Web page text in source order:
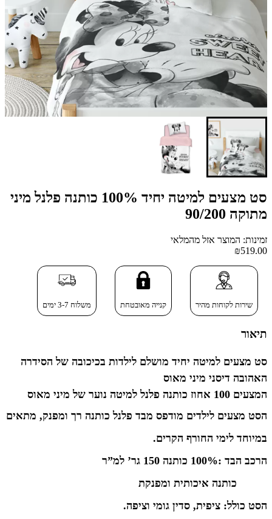
סט מצעים למיטה יחיד 100% כותנה פלנל מיני
מתוקה 90/200
זמינות: המוצר אזל מהמלאי
₪519.00
שירות לקוחות מהיר קנייה מאובטחת משלוח 3-7 ימים
תיאור
סט מצעים למיטה יחיד מושלם לילדות בכיכובה של הסידרה
האהובה דיסני מיני מאוס
המצעים 100 אחוז כותנה פלנל למיטה נוער של מיני מאוס
הסט מצעים לילדים מודפס מבד פלנל כותנה רך ומפנק, מתאים
במיוחד לימי החורף הקרים.
הרכב הבד :100% כותנה 150 גר’ למ”ר
הסט כולל: ציפית, סדין גומי וציפה.